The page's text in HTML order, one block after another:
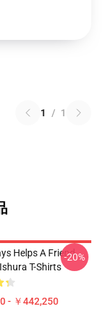
1 / 1
Helps A Friend
T-Shirts
- ￥442,250
-20%